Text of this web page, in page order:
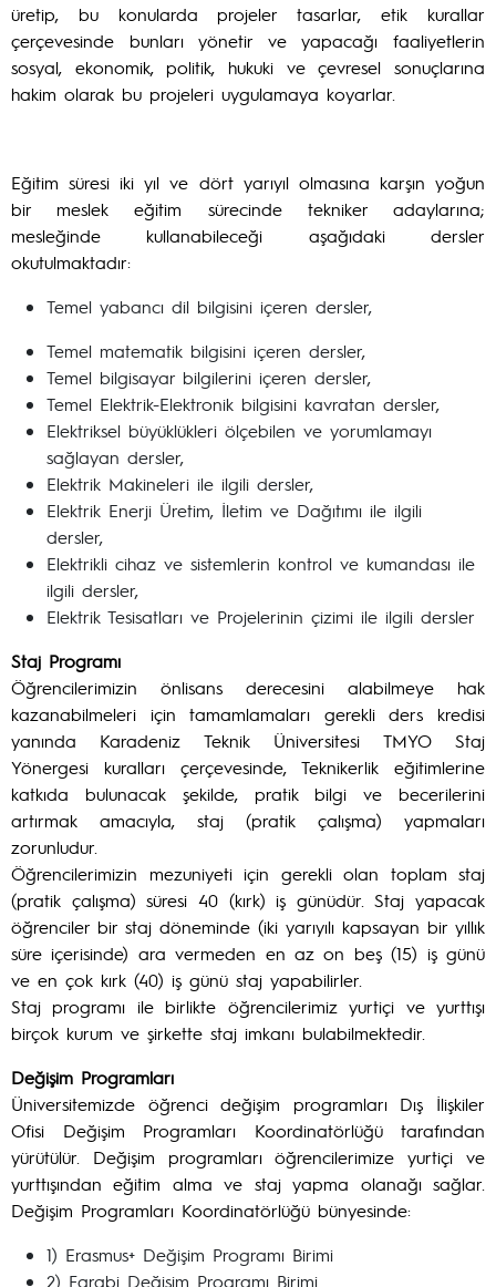
üretip, bu konularda projeler tasarlar, etik kurallar
çerçevesinde bunları yönetir ve yapacağı faaliyetlerin
sosyal, ekonomik, politik, hukuki ve çevresel sonuçlarına
hakim olarak bu projeleri uygulamaya koyarlar.
Eğitim süresi iki yıl ve dört yarıyıl olmasına karşın yoğun
bir meslek eğitim sürecinde tekniker adaylarına;
mesleğinde kullanabileceği aşağıdaki dersler
okutulmaktadır:
Temel yabancı dil bilgisini içeren dersler,
Temel matematik bilgisini içeren dersler,
Temel bilgisayar bilgilerini içeren dersler,
Temel Elektrik-Elektronik bilgisini kavratan dersler,
Elektriksel büyüklükleri ölçebilen ve yorumlamayı
sağlayan dersler,
Elektrik Makineleri ile ilgili dersler,
Elektrik Enerji Üretim, İletim ve Dağıtımı ile ilgili
dersler,
Elektrikli cihaz ve sistemlerin kontrol ve kumandası ile
ilgili dersler,
Elektrik Tesisatları ve Projelerinin çizimi ile ilgili dersler
Staj Programı
Öğrencilerimizin önlisans derecesini alabilmeye hak
kazanabilmeleri için tamamlamaları gerekli ders kredisi
yanında Karadeniz Teknik Üniversitesi TMYO Staj
Yönergesi kuralları çerçevesinde, Teknikerlik eğitimlerine
katkıda bulunacak şekilde, pratik bilgi ve becerilerini
artırmak amacıyla, staj (pratik çalışma) yapmaları
zorunludur.
Öğrencilerimizin mezuniyeti için gerekli olan toplam staj
(pratik çalışma) süresi 40 (kırk) iş günüdür. Staj yapacak
öğrenciler bir staj döneminde (iki yarıyılı kapsayan bir yıllık
süre içerisinde) ara vermeden en az on beş (15) iş günü
ve en çok kırk (40) iş günü staj yapabilirler.
Staj programı ile birlikte öğrencilerimiz yurtiçi ve yurttışı
birçok kurum ve şirkette staj imkanı bulabilmektedir.
Değişim Programları
Üniversitemizde öğrenci değişim programları Dış İlişkiler
Ofisi Değişim Programları Koordinatörlüğü tarafından
yürütülür. Değişim programları öğrencilerimize yurtiçi ve
yurttışından eğitim alma ve staj yapma olanağı sağlar.
Değişim Programları Koordinatörlüğü bünyesinde:
1) Erasmus+ Değişim Programı Birimi
2) Farabi Değişim Programı Birimi